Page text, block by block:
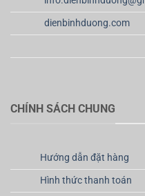
dienbinhduong.com
CHÍNH SÁCH CHUNG
Hướng dẫn đặt hàng
Hình thức thanh toán